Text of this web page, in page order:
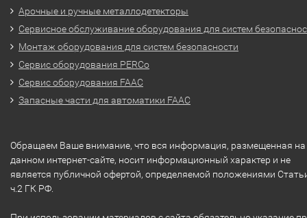
Арочные и ручные металлодетекторы
Сервисное обслуживание оборудования для систем
Монтаж оборудования для систем безопасности
Сервис оборудования PERCo
Сервис оборудования FAAC
Запасные части для автоматики FAAC
Обращаем Ваше внимание, что вся информация, размещенная на
данном интернет-сайте, носит информационный характер и не
является публичной офертой, определяемой положениями
ч.2 ГК РФ.